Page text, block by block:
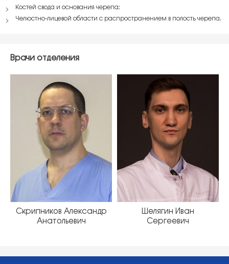
Костей свода и основания черепа;
Челюстно-лицевой области с распространением в полость черепа.
Врачи отделения
Скрипников Александр
Анатольевич
Шелягин Иван
Сергеевич